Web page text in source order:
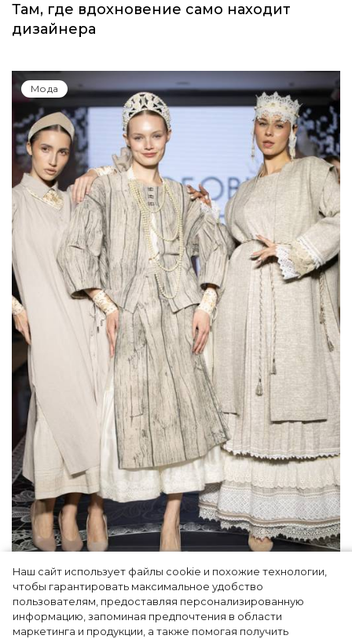
Наш сайт использует файлы cookie и похожие технологии,
чтобы гарантировать максимальное удобство
пользователям, предоставляя персонализированную
информацию, запоминая предпочтения в области
маркетинга и продукции, а также помогая получить
Там, где вдохновение само находит
дизайнера
Мода
Как Ульяновск стал столицей российской
моды на два дня — Подиум, байеры и 100
млн рублей договорённостей: что